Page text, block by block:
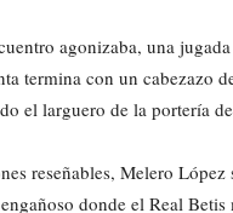
agonizaba, una
termina con un cabezazo
el larguero de la portería
reseñables, Melero
donde el Real Betis